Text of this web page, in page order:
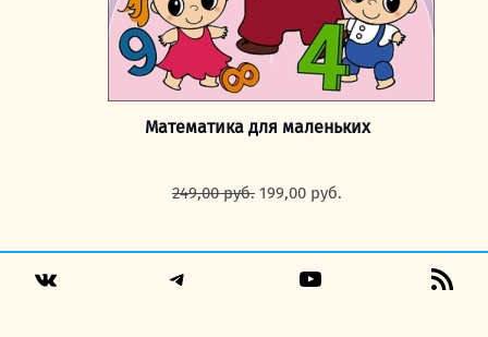
Математика для маленьких
249,00руб. Первоначальная
249,00 руб..
199,00 руб.